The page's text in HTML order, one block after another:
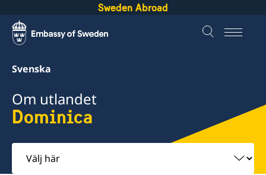
Sweden Abroad
Svenska
Om utlandet
Dominica
Välj
här